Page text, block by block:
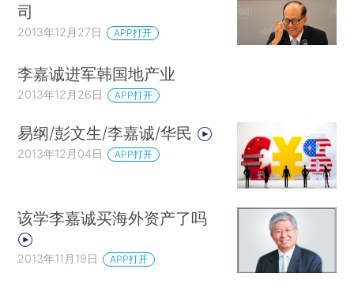
司
2013年12月27日 APP打开
李嘉诚进军韩国地产业
2013年12月26日 APP打开
易纲/彭文生/李嘉诚/华民
2013年12月04日 APP打开
该学李嘉诚买海外资产了吗
2013年11月19日 APP打开